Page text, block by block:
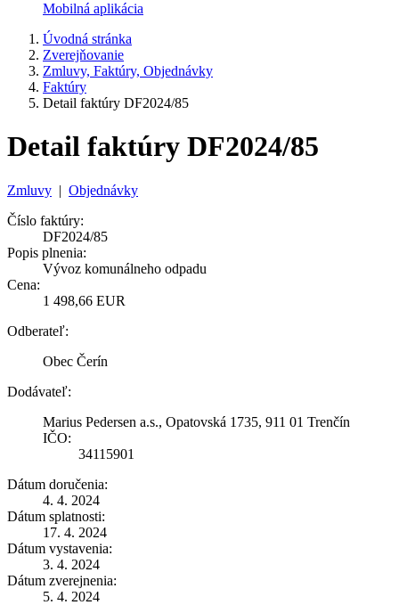
Mobilná aplikácia
Úvodná stránka
Zverejňovanie
Zmluvy, Faktúry, Objednávky
Faktúry
Detail faktúry DF2024/85
Detail faktúry DF2024/85
Zmluvy | Objednávky
Číslo faktúry:
DF2024/85
Popis plnenia:
Vývoz komunálneho odpadu
Cena:
1 498,66 EUR
Odberateľ:
Obec Čerín
Dodávateľ:
Marius Pedersen a.s., Opatovská 1735, 911 01 Trenčín
IČO:
34115901
Dátum doručenia:
4. 4. 2024
Dátum splatnosti:
17. 4. 2024
Dátum vystavenia:
3. 4. 2024
Dátum zverejnenia:
5. 4. 2024